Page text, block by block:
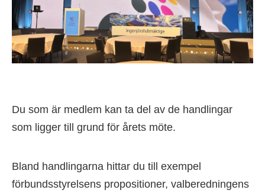
Du som är medlem kan ta del av de handlingar
som ligger till grund för årets möte.
Bland handlingarna hittar du till exempel
förbundsstyrelsens propositioner, valberedningens